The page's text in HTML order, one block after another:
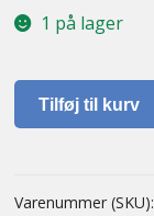
1 på lager
Knebelgreb
antal
Tilføj til kurv
Varenummer (SKU):